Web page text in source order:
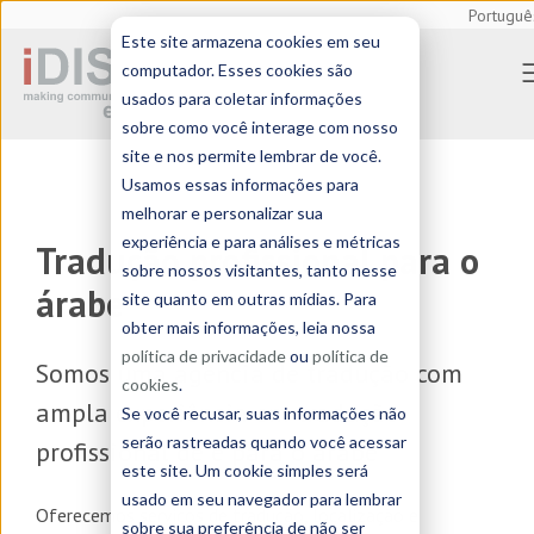
Este site armazena cookies em seu
computador. Esses cookies são
usados para coletar informações
sobre como você interage com nosso
site e nos permite lembrar de você.
Usamos essas informações para
melhorar e personalizar sua
experiência e para análises e métricas
sobre nossos visitantes, tanto nesse
site quanto em outras mídias. Para
obter mais informações, leia nossa
política de privacidadeou política de
cookies.
Se você recusar, suas informações não
serão rastreadas quando você acessar
este site. Um cookie simples será
usado em seu navegador para lembrar
sobre sua preferência de não ser
Tradução profissional para o
árabe
Somos umaagência de tradução
com
ampla experiência em tradução
profissional de e para o árabe
Oferecemos serviços de
tradução, localização e